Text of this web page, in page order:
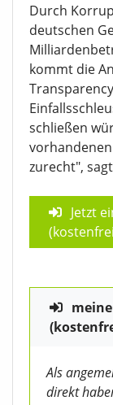
Durch
deutschen
kommt die
schließen
zurecht",
Jetzt
Als
direkt